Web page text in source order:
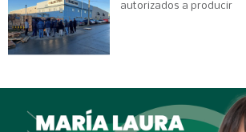
autorizados a producir